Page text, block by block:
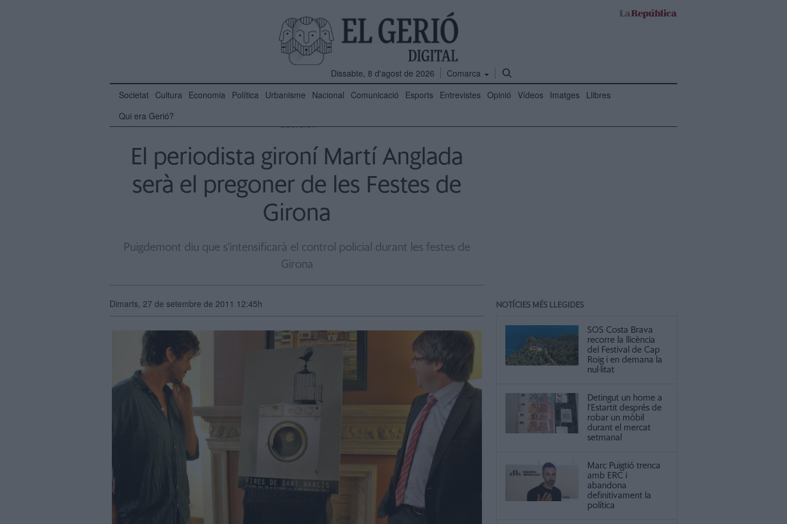
Dissabte, 8 d'agost de 2026
Comarca
Societat Cultura Economia Política Urbanisme Nacional Comunicació Esports Entrevistes Opinió Vídeos Imatges Llibres
Qui era Gerió?
CULTURA
El periodista gironí Martí Anglada
serà el pregoner de les Festes de
Girona
Puigdemont diu que s'intensificarà el control policial durant les festes de
Girona
Dimarts, 27 de setembre de 2011 12:45h NOTÍCIES MÉS LLEGIDES
SOS Costa Brava
recorre la llicència
del Festival de Cap
Roig i en demana la
nul·litat
Detingut un home a
l’Estartit després de
robar un mòbil
durant el mercat
setmanal
Marc Puigtió trenca
amb ERC i
abandona
definitivament la
política